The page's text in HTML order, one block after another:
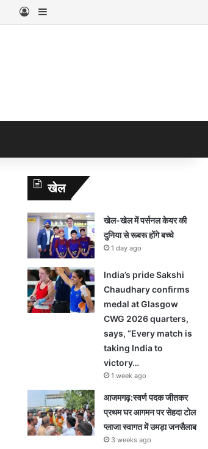
Log InSidebar
खेल
खेल-खेल में पर्सनल केयर की
दुनिया से रूबरू होंगे बच्चे
1 day ago
India’s pride Sakshi
Chaudhary confirms
medal at Glasgow
CWG 2026 quarters,
says, “Every match is
taking India to
victory…
1 week ago
आजमगढ़:स्वर्ण पदक जीतकर
प्रथम घर आगमन पर सेहदा टोल
प्लाजा स्वागत में उमड़ा जनसैलाब
3 weeks ago